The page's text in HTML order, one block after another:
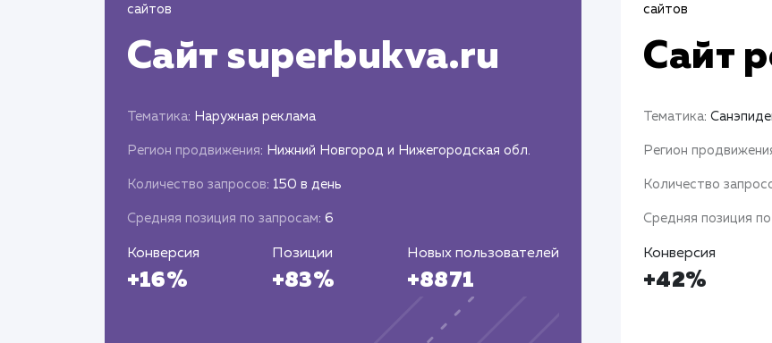
сайтов
Сайт superbukva.ru
Тематика: Наружная реклама
Регион продвижения: Нижний Новгород и Нижегородская обл.
Количество запросов: 150 в день
Средняя позиция по запросам: 6
Конверсия
+16%
Позиции
+83%
Новых пользователей
+8871
сайтов
Сайт
Тематика:
Регион
Количество
Средняя позиция
Конверсия
+42%